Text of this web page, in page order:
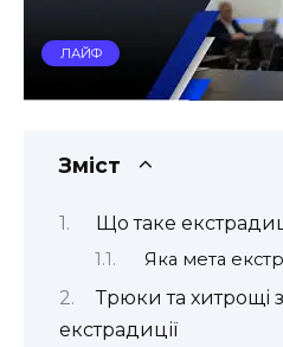
ЛАЙФ
Зміст
Що таке
Яка мета
Трюки та хитрощі
екстрадиції